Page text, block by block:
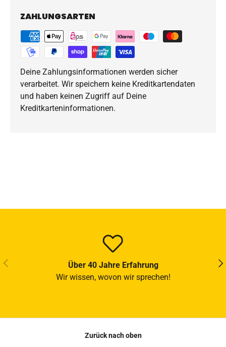
ZAHLUNGSARTEN
Deine Zahlungsinformationen werden sicher
verarbeitet. Wir speichern keine Kreditkartendaten
und haben keinen Zugriff auf Deine
Kreditkarteninformationen.
VORHERIGE
Über 40 Jahre Erfahrung
Wir wissen, wovon wir sprechen!
Zurück nach oben